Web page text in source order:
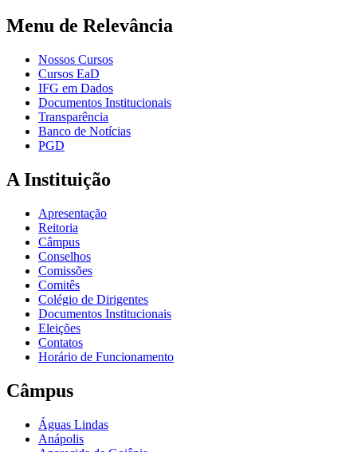
Menu de Relevância
Nossos Cursos
Cursos EaD
IFG em Dados
Documentos Institucionais
Transparência
Banco de Notícias
PGD
A Instituição
Apresentação
Reitoria
Câmpus
Conselhos
Comissões
Comitês
Colégio de Dirigentes
Documentos Institucionais
Eleições
Contatos
Horário de Funcionamento
Câmpus
Águas Lindas
Anápolis